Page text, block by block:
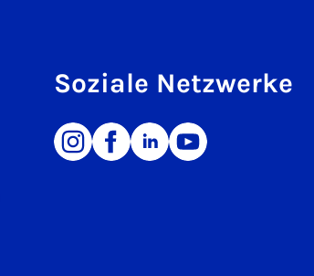
Soziale Netzwerke